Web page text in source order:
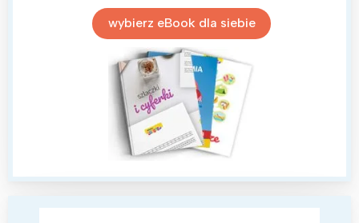
wybierz eBook dla siebie